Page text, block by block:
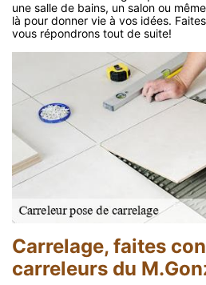
une salle de bains, un salon ou
là pour donner vie à vos idées.
vous répondrons tout de suite!
Carrelage, faites
carreleurs du